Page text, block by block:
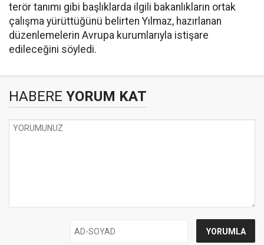
terör tanımı gibi başlıklarda ilgili bakanlıkların ortak
çalışma yürüttüğünü belirten Yılmaz, hazırlanan
düzenlemelerin Avrupa kurumlarıyla istişare
edileceğini söyledi.
HABERE YORUM KAT